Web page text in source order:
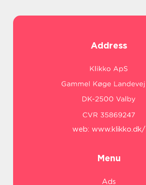
Address
web: www.klikko.dk/
Menu
Ads